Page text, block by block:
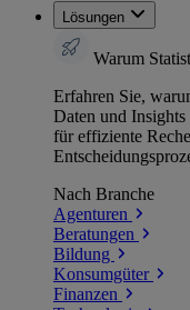
Lösungen
Warum
Erfahren Sie,
Daten und
für effiziente
Nach Branche
Agenturen
Beratungen
Bildung
Konsumgüter
Finanzen